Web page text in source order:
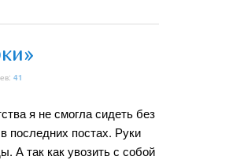
41
я не смогла сидеть без
последних постах. Руки
А так как увозить с собой